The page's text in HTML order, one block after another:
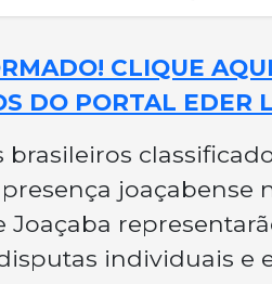
CLIQUE
DO PORTAL EDER
brasileiros
joaçabense
Joaçaba
individuais e